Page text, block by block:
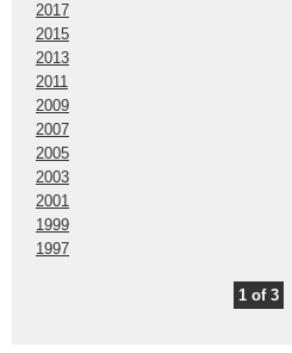
2017
2015
2013
2011
2009
2007
2005
2003
2001
1999
1997
1 of 3